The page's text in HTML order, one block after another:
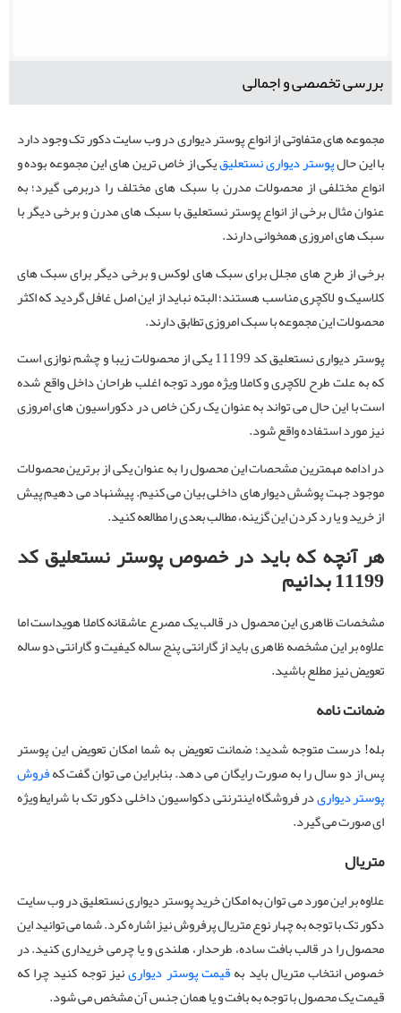
بررسی تخصصی و اجمالی
مجموعه های متفاوتی از انواع پوستر دیواری در وب سایت دکور تک وجود دارد
با این حالپوستر دیواری نستعلیقیکی از خاص ترین های این مجموعه بوده و
انواع مختلفی از محصولات مدرن با سبک های مختلف را دربرمی گیرد؛ به
عنوان مثال برخی از انواع پوستر نستعلیق با سبک های مدرن و برخی دیگر با
سبک های امروزی همخوانی دارند.
برخی از طرح های مجلل برای سبک های لوکس و برخی دیگر برای سبک های
کلاسیک و لاکچری مناسب هستند؛ البته نباید از این اصل غافل گردید که اکثر
محصولات این مجموعه با سبک امروزی تطابق دارند.
پوستر دیواری نستعلیق کد 11199 یکی از محصولات زیبا و چشم نوازی است
که به علت طرح لاکچری و کاملا ویژه مورد توجه اغلب طراحان داخل واقع شده
است با این حال می تواند به عنوان یک رکن خاص در دکوراسیون های امروزی
نیز مورد استفاده واقع شود.
در ادامه مهمترین مشحصات این محصول را به عنوان یکی از برترین محصولات
موجود جهت پوشش دیوارهای داخلی بیان می کنیم. پیشنهاد می دهیم پیش
از خرید و یا رد کردن این گزینه، مطالب بعدی را مطالعه کنید.
هر آنچه که باید در خصوص پوستر نستعلیق کد
11199 بدانیم
مشخصات ظاهری این محصول در قالب یک مصرع عاشقانه کاملا هویداست اما
علاوه بر این مشخصه ظاهری باید از گارانتی پنج ساله کیفیت و گارانتی دو ساله
تعویض نیز مطلع باشید.
ضمانت نامه
بله! درست متوجه شدید؛ ضمانت تعویض به شما امکان تعویض این پوستر
پس از دو سال را به صورت رایگان می دهد. بنابراین می توان گفت کهفروش
پوستر دیواریدر فروشگاه اینترنتی دکواسیون داخلی دکور تک با شرایط ویژه
ای صورت می گیرد.
متریال
علاوه بر این مورد می توان به امکان خرید پوستر دیواری نستعلیق در وب سایت
دکور تک با توجه به چهار نوع متریال پرفروش نیز اشاره کرد. شما می توانید این
محصول را در قالب بافت ساده، طرحدار، هلندی و یا چرمی خریداری کنید. در
خصوص انتخاب متریال باید بهقیمت پوستر دیوارینیز توجه کنید چرا که
قیمت یک محصول با توجه به بافت و یا همان جنس آن مشخص می شود.